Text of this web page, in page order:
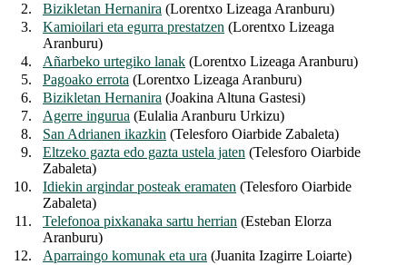
2.
Bizikletan Hernanira (Lorentxo Lizeaga Aranburu)
3.
Kamioilari eta egurra prestatzen (Lorentxo Lizeaga
Aranburu)
4.
Añarbeko urtegiko lanak (Lorentxo Lizeaga Aranburu)
5.
Pagoako errota (Lorentxo Lizeaga Aranburu)
6.
Bizikletan Hernanira (Joakina Altuna Gastesi)
7.
Agerre ingurua (Eulalia Aranburu Urkizu)
8.
San Adrianen ikazkin (Telesforo Oiarbide Zabaleta)
9.
Eltzeko gazta edo gazta ustela jaten (Telesforo Oiarbide
Zabaleta)
10.
Idiekin argindar posteak eramaten (Telesforo Oiarbide
Zabaleta)
11.
Telefonoa pixkanaka sartu herrian (Esteban Elorza
Aranburu)
12.
Aparraingo komunak eta ura (Juanita Izagirre Loiarte)